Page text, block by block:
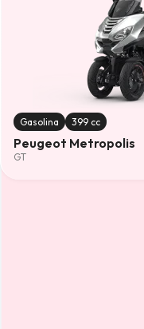
Gasolina 399 cc
Peugeot Metropolis
GT